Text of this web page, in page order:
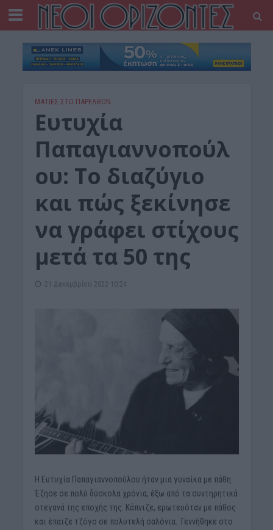
ΜΑΤΙΕΣ ΣΤΟ ΠΑΡΕΛΘΟΝ
Ευτυχία
Παπαγιαννοπούλ
ου: Το διαζύγιο
και πώς ξεκίνησε
να γράφει στίχους
μετά τα 50 της
21 Δεκεμβρίου 2022 10:24
Η Ευτυχία Παπαγιαννοπούλου ήταν μια γυναίκα με πάθη.
Έζησε σε πολύ δύσκολα χρόνια, έξω από τα συντηρητικά
στεγανά της εποχής της. Κάπνιζε, ερωτευόταν με πάθος
και έπαιζε τζόγο σε πολυτελή σαλόνια. Γεννήθηκε στο